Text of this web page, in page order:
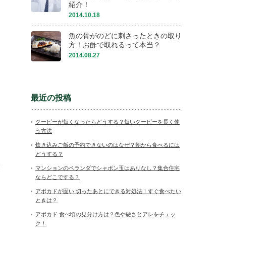
紹介！
2014.10.18
魚の骨がのどに刺さったときの取り
方！お酢で取れるって本当？
2014.08.27
最近の投稿
クーピーが短くなったらどうする？短いクーピーを長く使
う方法
炊き込みご飯の予約できないのはなぜ？朝から食べるには
どうする？
マンションのベランダでシャボン玉はありなし？集合住宅
ならどこでする？
アボカドが固い 切ったあとにできる対処法！すぐ食べたい
ときは？
アボカド 食べ頃の見分け方は？色や硬さとアレをチェッ
ク！